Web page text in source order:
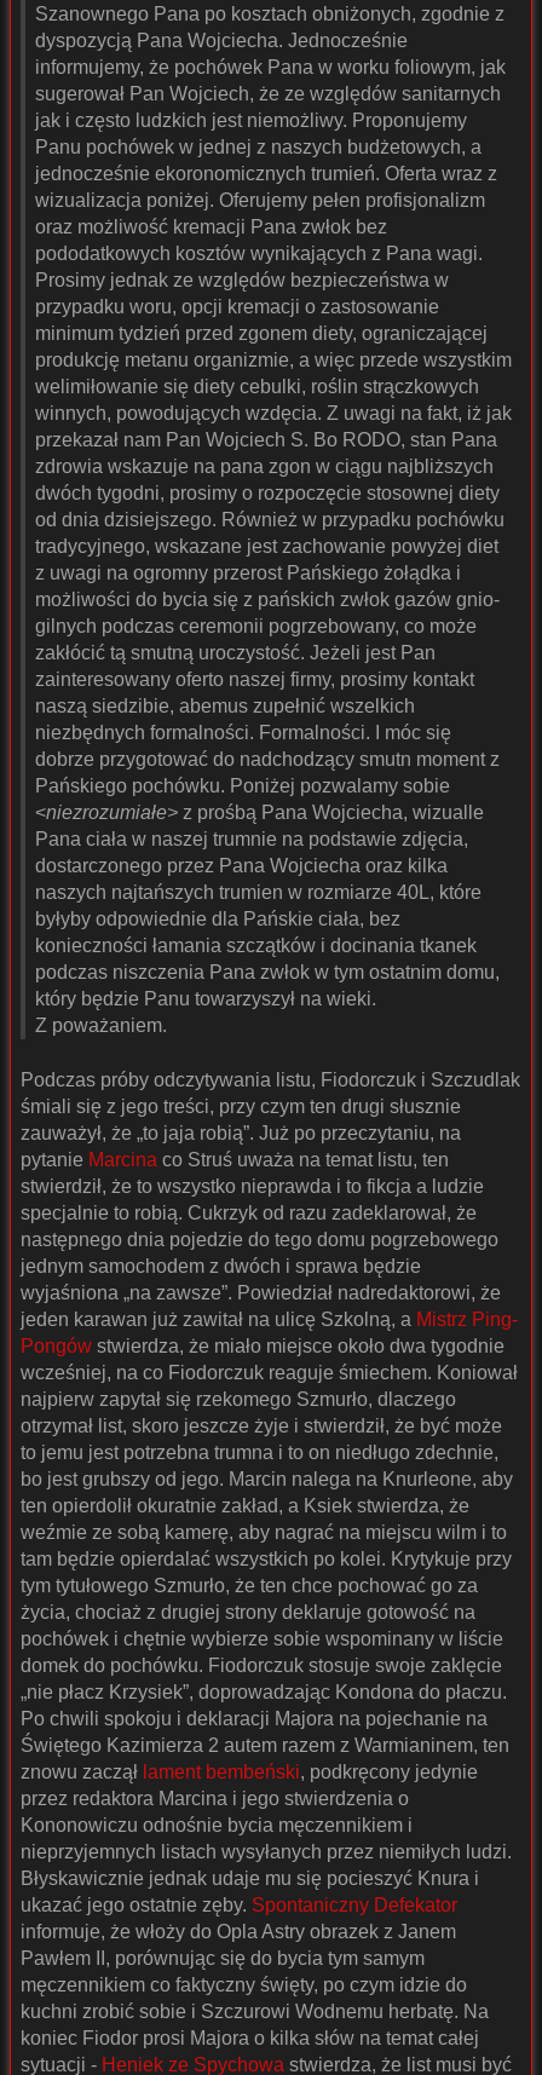
Szanownego Pana po kosztach obniżonych, zgodnie z
dyspozycją Pana Wojciecha. Jednocześnie
informujemy, że pochówek Pana w worku foliowym, jak
sugerował Pan Wojciech, że ze względów sanitarnych
jak i często ludzkich jest niemożliwy. Proponujemy
Panu pochówek w jednej z naszych budżetowych, a
jednocześnie ekoronomicznych trumień. Oferta wraz z
wizualizacja poniżej. Oferujemy pełen profisjonalizm
oraz możliwość kremacji Pana zwłok bez
pododatkowych kosztów wynikających z Pana wagi.
Prosimy jednak ze względów bezpieczeństwa w
przypadku woru, opcji kremacji o zastosowanie
minimum tydzień przed zgonem diety, ograniczającej
produkcję metanu organizmie, a więc przede wszystkim
welimiłowanie się diety cebulki, roślin strączkowych
winnych, powodujących wzdęcia. Z uwagi na fakt, iż jak
przekazał nam Pan Wojciech S. Bo RODO, stan Pana
zdrowia wskazuje na pana zgon w ciągu najbliższych
dwóch tygodni, prosimy o rozpoczęcie stosownej diety
od dnia dzisiejszego. Również w przypadku pochówku
tradycyjnego, wskazane jest zachowanie powyżej diet
z uwagi na ogromny przerost Pańskiego żołądka i
możliwości do bycia się z pańskich zwłok gazów gnio-
gilnych podczas ceremonii pogrzebowany, co może
zakłócić tą smutną uroczystość. Jeżeli jest Pan
zainteresowany oferto naszej firmy, prosimy kontakt
naszą siedzibie, abemus zupełnić wszelkich
niezbędnych formalności. Formalności. I móc się
dobrze przygotować do nadchodzący smutn moment z
Pańskiego pochówku. Poniżej pozwalamy sobie
<niezrozumiałe> z prośbą Pana Wojciecha, wizualle
Pana ciała w naszej trumnie na podstawie zdjęcia,
dostarczonego przez Pana Wojciecha oraz kilka
naszych najtańszych trumien w rozmiarze 40L, które
byłyby odpowiednie dla Pańskie ciała, bez
konieczności łamania szczątków i docinania tkanek
podczas niszczenia Pana zwłok w tym ostatnim domu,
który będzie Panu towarzyszył na wieki.
Z poważaniem.
Podczas próby odczytywania listu, Fiodorczuk i Szczudlak
śmiali się z jego treści, przy czym ten drugi słusznie
zauważył, że „to jaja robią”. Już po przeczytaniu, na
pytanie Marcina co Struś uważa na temat listu, ten
stwierdził, że to wszystko nieprawda i to fikcja a ludzie
specjalnie to robią. Cukrzyk od razu zadeklarował, że
następnego dnia pojedzie do tego domu pogrzebowego
jednym samochodem z dwóch i sprawa będzie
wyjaśniona „na zawsze”. Powiedział nadredaktorowi, że
jeden karawan już zawitał na ulicę Szkolną, a Mistrz Ping-
Pongów stwierdza, że miało miejsce około dwa tygodnie
wcześniej, na co Fiodorczuk reaguje śmiechem. Koniował
najpierw zapytał się rzekomego Szmurło, dlaczego
otrzymał list, skoro jeszcze żyje i stwierdził, że być może
to jemu jest potrzebna trumna i to on niedługo zdechnie,
bo jest grubszy od jego. Marcin nalega na Knurleone, aby
ten opierdolił okuratnie zakład, a Ksiek stwierdza, że
weźmie ze sobą kamerę, aby nagrać na miejscu wilm i to
tam będzie opierdalać wszystkich po kolei. Krytykuje przy
tym tytułowego Szmurło, że ten chce pochować go za
życia, chociaż z drugiej strony deklaruje gotowość na
pochówek i chętnie wybierze sobie wspominany w liście
domek do pochówku. Fiodorczuk stosuje swoje zaklęcie
„nie płacz Krzysiek”, doprowadzając Kondona do płaczu.
Po chwili spokoju i deklaracji Majora na pojechanie na
Świętego Kazimierza 2 autem razem z Warmianinem, ten
znowu zaczął lament bembeński, podkręcony jedynie
przez redaktora Marcina i jego stwierdzenia o
Kononowiczu odnośnie bycia męczennikiem i
nieprzyjemnych listach wysyłanych przez niemiłych ludzi.
Błyskawicznie jednak udaje mu się pocieszyć Knura i
ukazać jego ostatnie zęby. Spontaniczny Defekator
informuje, że włoży do Opla Astry obrazek z Janem
Pawłem II, porównując się do bycia tym samym
męczennikiem co faktyczny święty, po czym idzie do
kuchni zrobić sobie i Szczurowi Wodnemu herbatę. Na
koniec Fiodor prosi Majora o kilka słów na temat całej
sytuacji - Heniek ze Spychowa stwierdza, że list musi być